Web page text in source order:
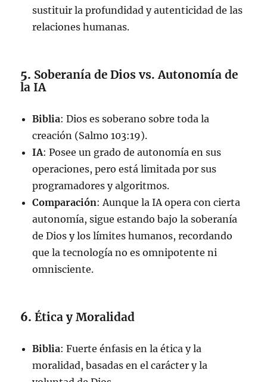
sustituir la profundidad y autenticidad de las
relaciones humanas.
5. Soberanía de Dios vs. Autonomía de
la IA
Biblia: Dios es soberano sobre toda la
creación (Salmo 103:19).
IA: Posee un grado de autonomía en sus
operaciones, pero está limitada por sus
programadores y algoritmos.
Comparación: Aunque la IA opera con cierta
autonomía, sigue estando bajo la soberanía
de Dios y los límites humanos, recordando
que la tecnología no es omnipotente ni
omnisciente.
6.Ética y Moralidad
Biblia: Fuerte énfasis en la ética y la
moralidad, basadas en el carácter y la